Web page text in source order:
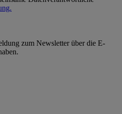
zum Newsletter über die E-